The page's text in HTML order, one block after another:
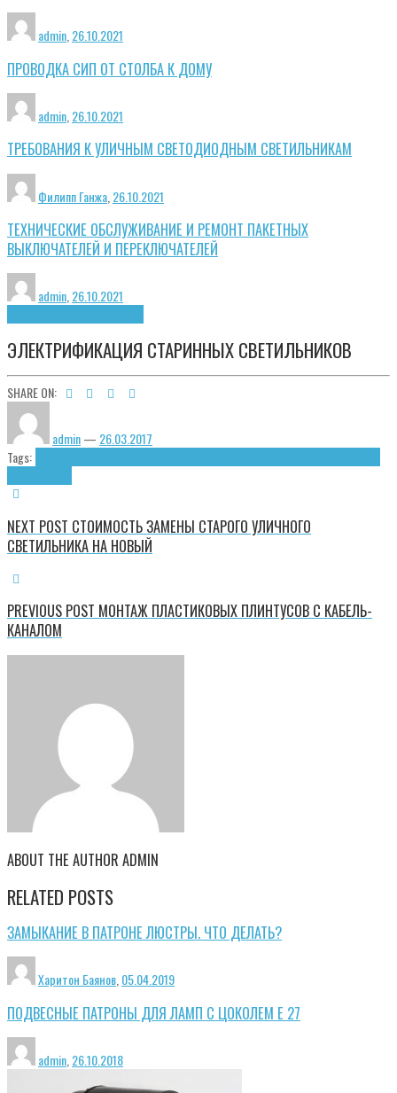
admin 26.10.2021
ПРОВОДКА СИП ОТ СТОЛБА К ДОМУ
admin 26.10.2021
ТРЕБОВАНИЯ К УЛИЧНЫМ СВЕТОДИОДНЫМ СВЕТИЛЬНИКАМ
Филипп Ганжа 26.10.2021
ТЕХНИЧЕСКИЕ ОБСЛУЖИВАНИЕ И РЕМОНТ ПАКЕТНЫХ
ВЫКЛЮЧАТЕЛЕЙ И ПЕРЕКЛЮЧАТЕЛЕЙ
admin,26.10.2021
ЭЛЕКТРИФИКАЦИЯ СТАРИННЫХ СВЕТИЛЬНИКОВ
SHARE ON:
admin— 26.03.2017
Tags:
NEXT POST СТОИМОСТЬ ЗАМЕНЫ СТАРОГО УЛИЧНОГО
СВЕТИЛЬНИКА НА НОВЫЙ
PREVIOUS POST МОНТАЖ ПЛАСТИКОВЫХ ПЛИНТУСОВ С КАБЕЛЬ-
КАНАЛОМ
ABOUT THE AUTHOR ADMIN
RELATED POSTS
ЗАМЫКАНИЕ В ПАТРОНЕ ЛЮСТРЫ. ЧТО ДЕЛАТЬ?
Харитон Баянов,05.04.2019
ПОДВЕСНЫЕ ПАТРОНЫ ДЛЯ ЛАМП С ЦОКОЛЕМ Е 27
admin 26.10.2018